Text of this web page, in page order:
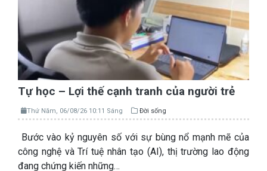
Tự học – Lợi thế cạnh tranh của người trẻ
Thứ Năm, 06/08/26 10:11 Sáng Đời sống
Bước vào kỷ nguyên số với sự bùng nổ mạnh mẽ của
công nghệ và Trí tuệ nhân tạo (AI), thị trường lao động
đang chứng kiến những…